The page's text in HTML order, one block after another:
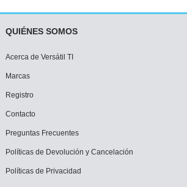
QUIÉNES SOMOS
Acerca de Versátil TI
Marcas
Registro
Contacto
Preguntas Frecuentes
Políticas de Devolución y Cancelación
Políticas de Privacidad